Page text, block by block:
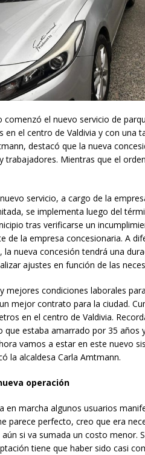
comenzó el nuevo servicio de
en el centro de Valdivia y con una
destacó que la nueva
trabajadores. Mientras que el
servicio, a cargo de la
se implementa luego del
tras verificarse un
de la empresa concesionaria. A
la nueva concesión tendrá una
ajustes en función de las
mejores condiciones laborales
mejor contrato para la ciudad.
en el centro de Valdivia.
estaba amarrado por 35 años
vamos a estar en este nuevo
la alcaldesa Carla Amtmann.
operación
en marcha algunos usuarios
parece perfecto, creo que era
si va sumada un costo menor.
tiene que haber sido casi